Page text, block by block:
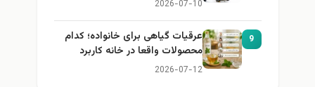
2026-07-10
9
عرقیات گیاهی برای خانواده؛ کدام
محصولات واقعا در خانه کاربرد
دارند؟
2026-07-12